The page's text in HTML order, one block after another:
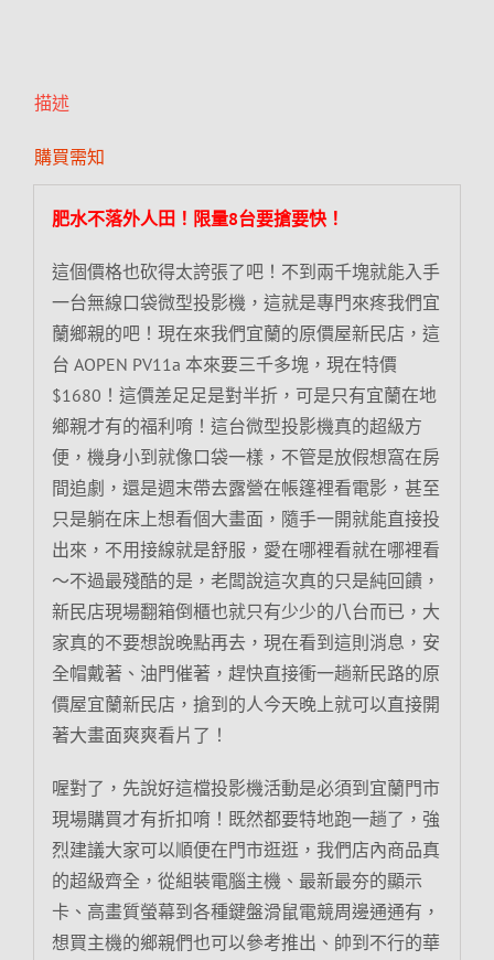
描述
購買需知
肥水不落外人田！限量8台要搶要快！
這個價格也砍得太誇張了吧！不到兩千塊就能入手
一台無線口袋微型投影機，這就是專門來疼我們宜
蘭鄉親的吧！現在來我們宜蘭的原價屋新民店，這
台 AOPEN PV11a 本來要三千多塊，現在特價
$1680！這價差足足是對半折，可是只有宜蘭在地
鄉親才有的福利唷！這台微型投影機真的超級方
便，機身小到就像口袋一樣，不管是放假想窩在房
間追劇，還是週末帶去露營在帳篷裡看電影，甚至
只是躺在床上想看個大畫面，隨手一開就能直接投
出來，不用接線就是舒服，愛在哪裡看就在哪裡看
～不過最殘酷的是，老闆說這次真的只是純回饋，
新民店現場翻箱倒櫃也就只有少少的八台而已，大
家真的不要想說晚點再去，現在看到這則消息，安
全帽戴著、油門催著，趕快直接衝一趟新民路的原
價屋宜蘭新民店，搶到的人今天晚上就可以直接開
著大畫面爽爽看片了！
喔對了，先說好這檔投影機活動是必須到宜蘭門市
現場購買才有折扣唷！既然都要特地跑一趟了，強
烈建議大家可以順便在門市逛逛，我們店內商品真
的超級齊全，從組裝電腦主機、最新最夯的顯示
卡、高畫質螢幕到各種鍵盤滑鼠電競周邊通通有，
想買主機的鄉親們也可以參考推出、帥到不行的華